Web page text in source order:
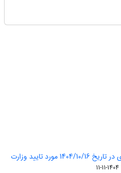
فصلنامه سیاستگذاری پیشرفت شهری در تاریخ 1404/10/16 مورد تایید وزارت
1404-11-11